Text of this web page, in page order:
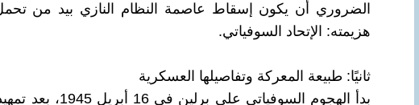
الضروري أن يكون إسقاط عاصمة النظام النازي بيد من
هزيمته: الإتحاد السوفياتي.
ثانيًا: طبيعة المعركة وتفاصيلها العسكرية
بدأ الهجوم السوفياتي